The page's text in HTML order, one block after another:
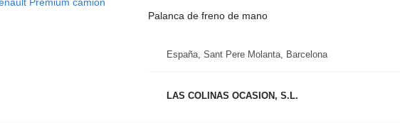
Palanca de freno de mano
España, Sant Pere Molanta, Barcelona
LAS COLINAS OCASION, S.L.